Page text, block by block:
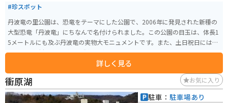
#珍スポット
丹波竜の里公園は、恐竜をテーマにした公園で、2006年に発見された新種の
大型恐竜「丹波竜」にちなんで名付けられました。この公園の目玉は、体長1
5メートルにも及ぶ丹波竜の実物大モニュメントです。また、土日祝日には近
くの「元気村かみくげ」で発掘体験もでき、恐竜に興味がある人には特にお
すすめのスポットです。恐竜の前でバイクと写真撮影もできます。
詳しく見る
衝原湖 お気に入り
駐車： 駐車場あり